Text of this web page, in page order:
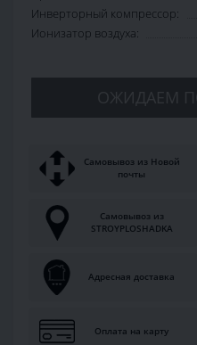
Инверторный компрессор:
Ионизатор воздуха:
ОЖИДАЕМ
Самовывоз из Новой
почты
Самовывоз из
STROYPLOSHADKA
Адресная доставка
Оплата на карту